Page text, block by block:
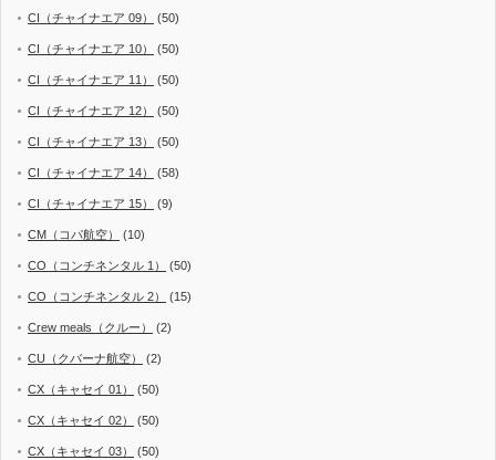
CI（チャイナエア 09） (50)
CI（チャイナエア 10） (50)
CI（チャイナエア 11） (50)
CI（チャイナエア 12） (50)
CI（チャイナエア 13） (50)
CI（チャイナエア 14） (58)
CI（チャイナエア 15） (9)
CM（コパ航空） (10)
CO（コンチネンタル 1） (50)
CO（コンチネンタル 2） (15)
Crew meals（クルー） (2)
CU（クバーナ航空） (2)
CX（キャセイ 01） (50)
CX（キャセイ 02） (50)
CX（キャセイ 03） (50)